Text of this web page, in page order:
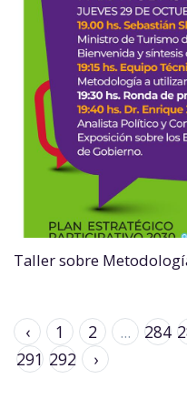
Taller sobre
‹ 1 2 ... 284
291 292 ›